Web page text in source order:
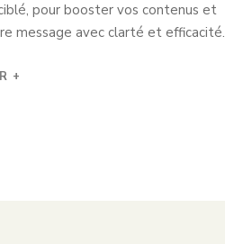
pour booster vos contenus et
message avec clarté et efficacité.
+